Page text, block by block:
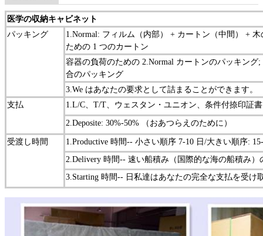
医学の収納キャビネット
パッキング
1.Normal: フィルム（内部） + カートン（中間） +
ための 1 つのカートン
容器の負荷のための 2.Normal カートンのパッキン
合のパッキング
3.We はあなたの要求として詰まることができます。
支払
1.L/C、T/T、ウェスタン・ユニオン、条件付捺印証
2.Deposite: 30%-50% （おあつらえのために）
受渡し時間
1.Productive 時間-- 小さい順序 7-10 日/大きい順序:
2.Delivery 時間-- 速い船積み（国際的な海の船積み
3.Starting 時間-- 日私達はあなたの完全な支払を受け